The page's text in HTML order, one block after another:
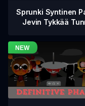
Sprunki Syntinen
Jevin Tykkää